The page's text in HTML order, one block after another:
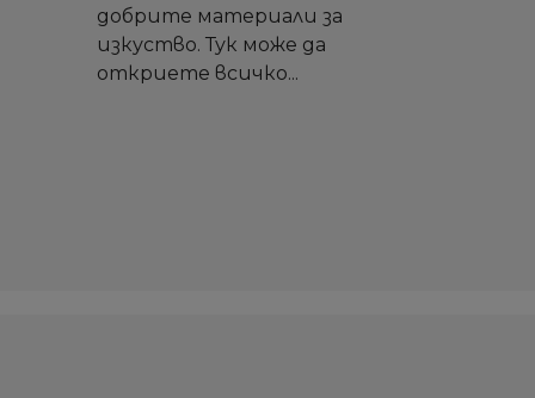
добрите материали за
изкуство. Тук може да
откриете всичко...